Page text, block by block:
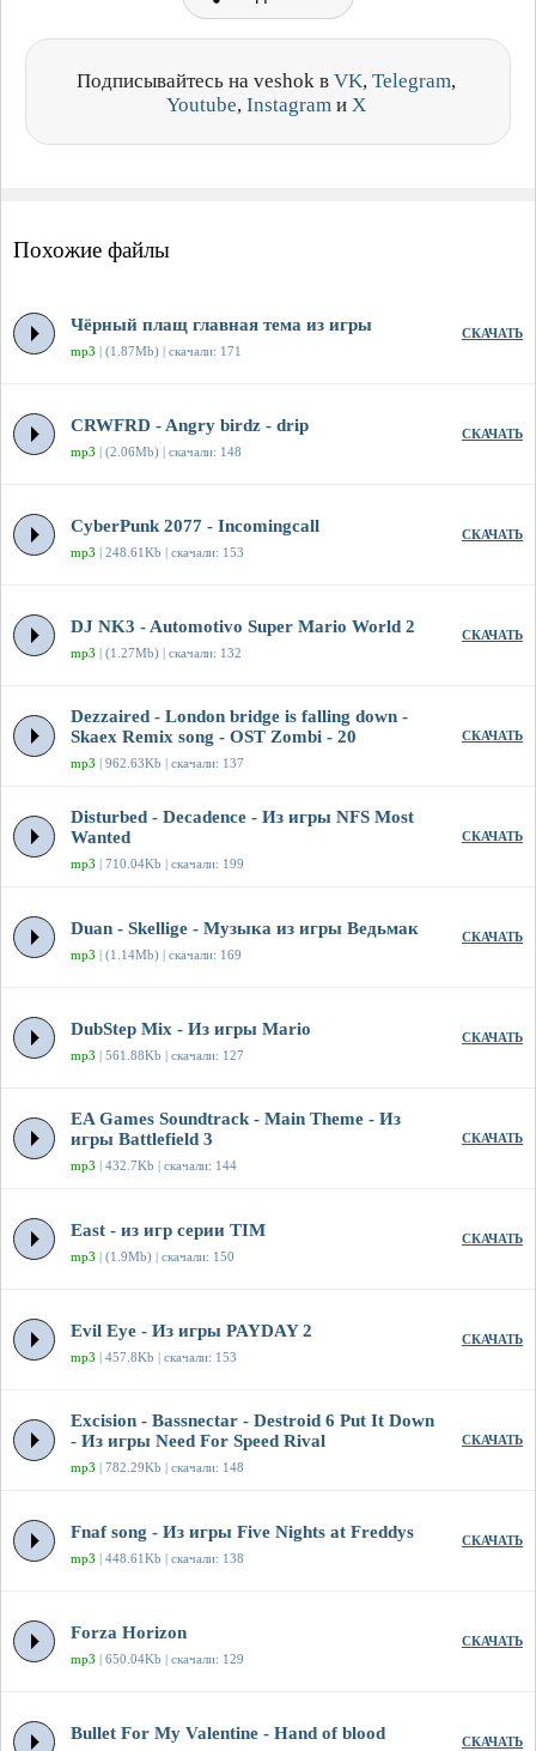
Подписывайтесь на veshok в VK, Telegram,
Youtube, Instagram и X
Похожие файлы
Чёрный плащ главная тема из игры
mp3 | (1.87Mb) | скачали: 171
СКАЧАТЬ
CRWFRD - Angry birdz - drip
mp3 | (2.06Mb) | скачали: 148
СКАЧАТЬ
CyberPunk 2077 - Incomingcall
mp3 | 248.61Kb | скачали: 153
СКАЧАТЬ
DJ NK3 - Automotivo Super Mario World 2
mp3 | (1.27Mb) | скачали: 132
СКАЧАТЬ
Dezzaired - London bridge is falling down -
Skaex Remix song - OST Zombi - 20
mp3 | 962.63Kb | скачали: 137
СКАЧАТЬ
Disturbed - Decadence - Из игры NFS Most
Wanted
mp3 | 710.04Kb | скачали: 199
СКАЧАТЬ
Duan - Skellige - Музыка из игры Ведьмак
mp3 | (1.14Mb) | скачали: 169
СКАЧАТЬ
DubStep Mix - Из игры Mario
mp3 | 561.88Kb | скачали: 127
СКАЧАТЬ
EA Games Soundtrack - Main Theme - Из
игры Battlefield 3
mp3 | 432.7Kb | скачали: 144
СКАЧАТЬ
East - из игр серии TIM
mp3 | (1.9Mb) | скачали: 150
СКАЧАТЬ
Evil Eye - Из игры PAYDAY 2
mp3 | 457.8Kb | скачали: 153
СКАЧАТЬ
Excision - Bassnectar - Destroid 6 Put It Down
- Из игры Need For Speed Rival
mp3 | 782.29Kb | скачали: 148
СКАЧАТЬ
Fnaf song - Из игры Five Nights at Freddys
mp3 | 448.61Kb | скачали: 138
СКАЧАТЬ
Forza Horizon
mp3 | 650.04Kb | скачали: 129
СКАЧАТЬ
Bullet For My Valentine - Hand of blood СКАЧАТЬ